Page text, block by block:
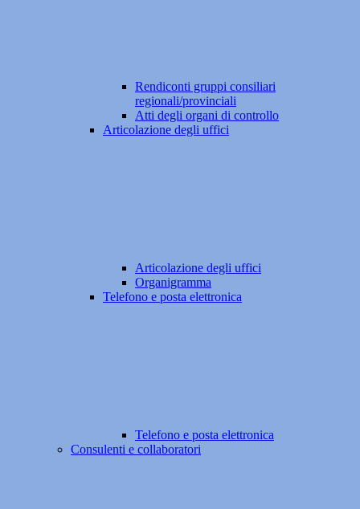
Rendiconti gruppi consiliari
regionali/provinciali
Atti degli organi di controllo
Articolazione degli uffici
Articolazione degli uffici
Organigramma
Telefono e posta elettronica
Telefono e posta elettronica
Consulenti e collaboratori